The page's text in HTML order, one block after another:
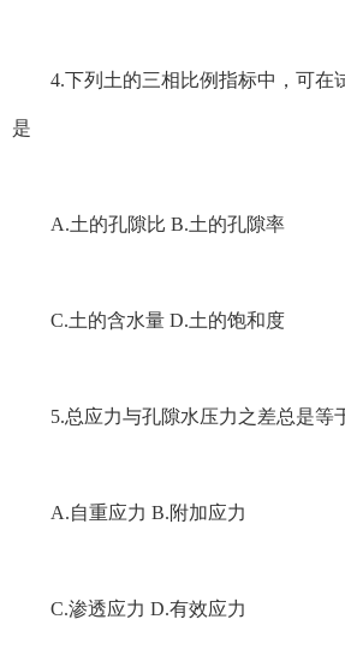
4.下列土的三相比例指标中，可在
是
A.土的孔隙比 B.土的孔隙率
C.土的含水量 D.土的饱和度
5.总应力与孔隙水压力之差总是等
A.自重应力 B.附加应力
C.渗透应力 D.有效应力